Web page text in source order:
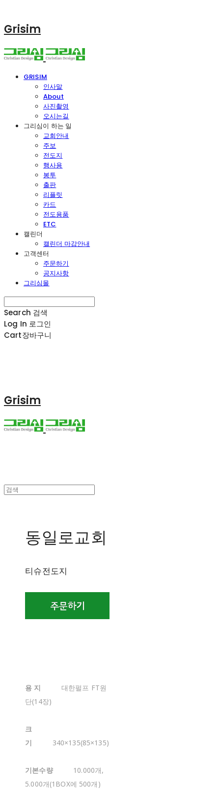
Grisim
GRISIM
인사말
About
사진촬영
오시는길
그리심이 하는 일
교회안내
주보
전도지
행사용
봉투
출판
리플릿
카드
전도용품
ETC
캘린더
캘린더 마감안내
고객센터
주문하기
공지사항
그리심몰
Search 검색
Log In 로그인
Cart장바구니
Grisim
동일로교회
티슈전도지
용 지
대한펄프 FT원
단(14장)
크
기
340×135(85×135)
기본수량
10.000개,
5.000개(1BOX에 500개)